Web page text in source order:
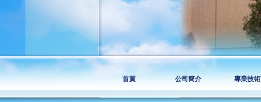
首頁 公司簡介 專業技術